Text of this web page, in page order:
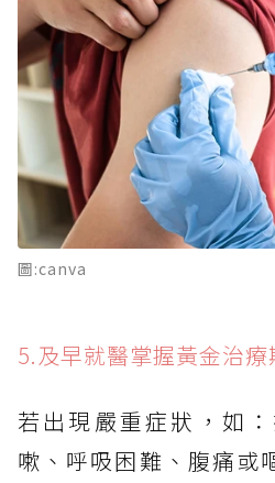
圖:canva
5.及早就醫掌握黃金治療
若出現嚴重症狀，如
嗽、呼吸困難、腹痛或